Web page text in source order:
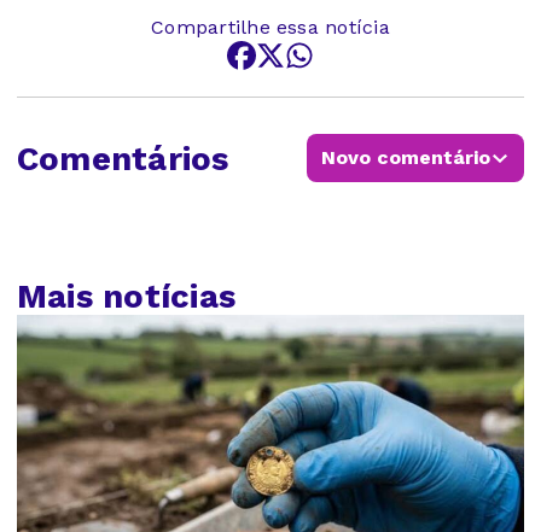
Compartilhe essa notícia
Comentários Novo comentário
Mais notícias